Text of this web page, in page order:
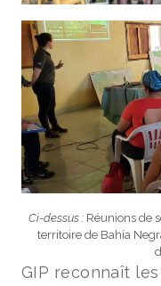
Ci-dessus : Réunions de
territoire de Bahía
GIP reconnaît